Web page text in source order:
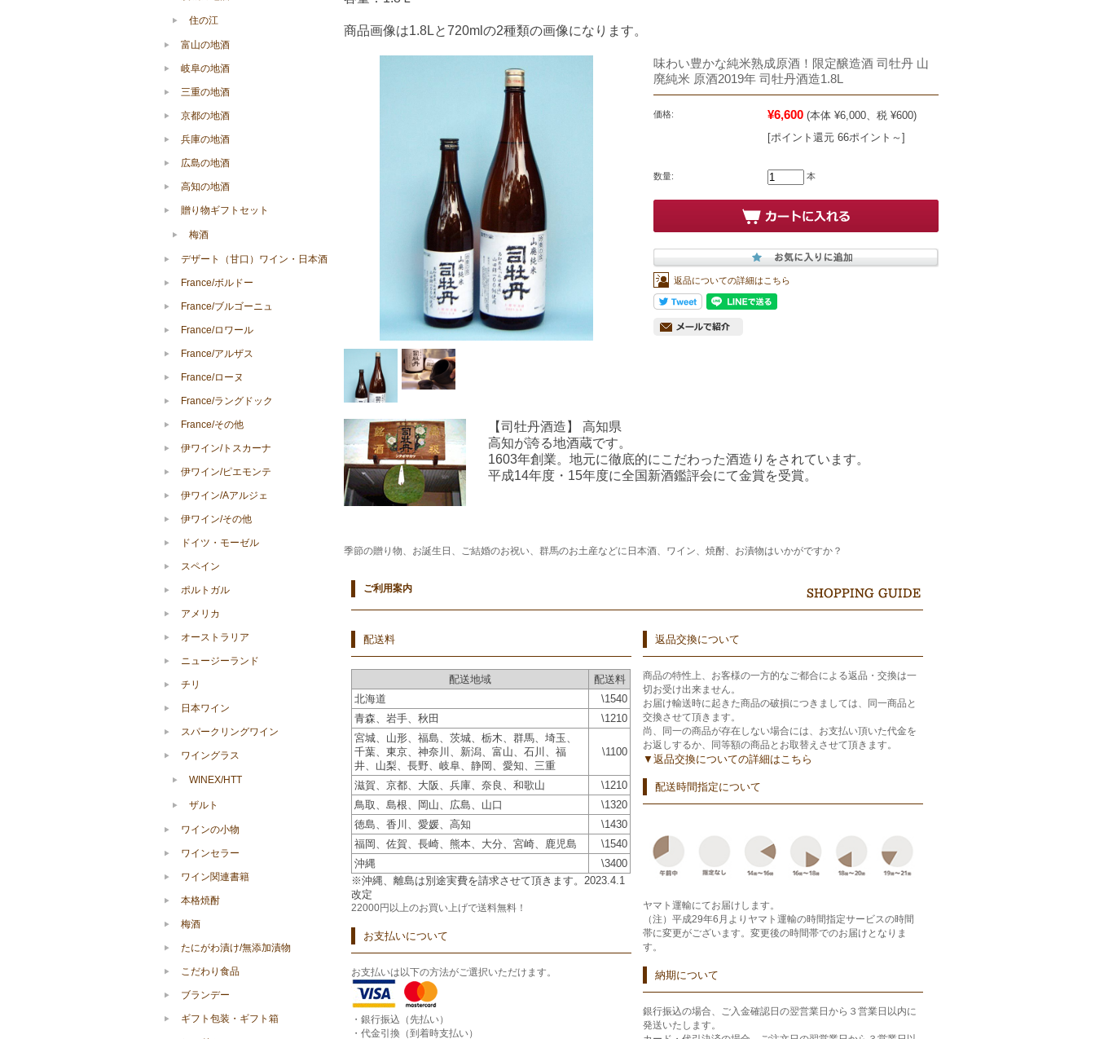
商品画像は1.8Lと720mlの2種類の画像になります。
味わい豊かな純米熟成原酒！限定醸造酒 司牡丹 山
廃純米 原酒2019年 司牡丹酒造1.8L
価格: ¥6,600 (本体 ¥6,000、税 ¥600)
[ポイント還元 66ポイント～]
数量: 本
返品についての詳細はこちら
【司牡丹酒造】
高知県
高知が誇る地酒蔵です。
1603年創業。地元に徹底的にこだわった酒造りをされています。
平成14年度・15年度に全国新酒鑑評会にて金賞を受賞。
季節の贈り物、お誕生日、ご結婚のお祝い、群馬のお土産などに日本酒、ワイン、焼酎、お漬物はいかがですか？
ご利用案内
配送料
配送地域
配送料
北海道
\1540
青森、岩手、秋田
\1210
宮城、山形、福島、茨城、栃木、群馬、埼玉、
千葉、東京、神奈川、新潟、富山、石川、福
井、山梨、長野、岐阜、静岡、愛知、三重
\1100
滋賀、京都、大阪、兵庫、奈良、和歌山
\1210
鳥取、島根、岡山、広島、山口
\1320
徳島、香川、愛媛、高知
\1430
福岡、佐賀、長崎、熊本、大分、宮崎、鹿児島
\1540
沖縄
\3400
※沖縄、離島は別途実費を請求させて頂きます。2023.4.1
改定
22000円以上のお買い上げで送料無料！
お支払いについて
お支払いは以下の方法がご選択いただけます。
・銀行振込（先払い）
・代金引換（到着時支払い）
返品交換について
商品の特性上、お客様の一方的なご都合による返品・交換は一
切お受け出来ません。
お届け輸送時に起きた商品の破損につきましては、同一商品と
交換させて頂きます。
尚、同一の商品が存在しない場合には、お支払い頂いた代金を
お返しするか、同等額の商品とお取替えさせて頂きます。
▼返品交換についての詳細はこちら
配送時間指定について
ヤマト運輸にてお届けします。
（注）平成29年6月よりヤマト運輸の時間指定サービスの時間
帯に変更がございます。変更後の時間帯でのお届けとなりま
す。
納期について
銀行振込の場合、ご入金確認日の翌営業日から３営業日以内に
発送いたします。
住の江
富山の地酒
岐阜の地酒
三重の地酒
京都の地酒
兵庫の地酒
広島の地酒
高知の地酒
贈り物ギフトセット
梅酒
デザート（甘口）ワイン・日本酒
France/ボルドー
France/ブルゴーニュ
France/ロワール
France/アルザス
France/ローヌ
France/ラングドック
France/その他
伊ワイン/トスカーナ
伊ワイン/ピエモンテ
伊ワイン/Aアルジェ
伊ワイン/その他
ドイツ・モーゼル
スペイン
ポルトガル
アメリカ
オーストラリア
ニュージーランド
チリ
日本ワイン
スパークリングワイン
ワイングラス
WINEX/HTT
ザルト
ワインの小物
ワインセラー
ワイン関連書籍
本格焼酎
梅酒
たにがわ漬け/無添加漬物
こだわり食品
ブランデー
ギフト包装・ギフト箱